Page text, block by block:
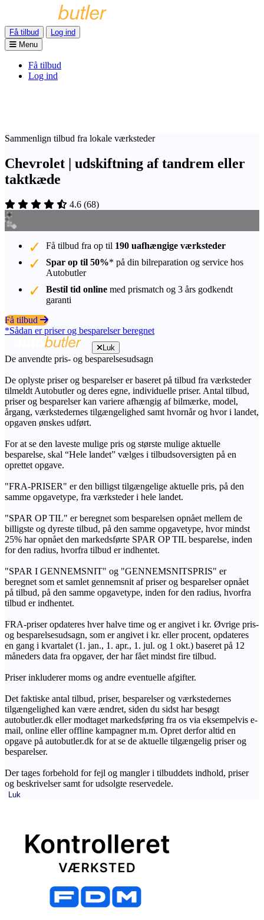
Få tilbud
Log ind
Menu
Få tilbud
Log ind
Sammenlign tilbud fra lokale værksteder
Chevrolet | udskiftning af tandrem eller
taktkæde
4.6 (68)
Få tilbud fra op til 190 uafhængige værksteder
Spar op til 50%* på din bilreparation og service hos
Autobutler
Bestil tid online med prismatch og 3 års godkendt
garanti
Få tilbud
*Sådan er priser og besparelser beregnet
Luk
De anvendte pris- og besparelsesudsagn
De oplyste priser og besparelser er baseret på tilbud fra værksteder
tilmeldt Autobutler og deres egne, individuelle priser. Antal tilbud,
priser og besparelser kan variere afhængig af bilmærke, model,
årgang, værkstedernes tilgængelighed samt hvornår og hvor i landet,
opgaven ønskes udført.
For at se den laveste mulige pris og største mulige aktuelle
besparelse, skal “Hele landet” vælges i tilbudsoversigten på en
oprettet opgave.
"FRA-PRISER" er den billigst tilgængelige aktuelle pris, på den
samme opgavetype, fra værksteder i hele landet.
"SPAR OP TIL" er beregnet som besparelsen opnået mellem de
billigste og dyreste tilbud, på den samme opgavetype, hvor mindst
25% har opnået den markedsførte SPAR OP TIL besparelse, inden
for den radius, hvorfra tilbud er indhentet.
"SPAR I GENNEMSNIT" og "GENNEMSNITSPRIS" er
beregnet som et samlet gennemsnit af priser og besparelser opnået
på tilbud, på den samme opgavetype, inden for den radius, hvorfra
tilbud er indhentet.
FRA-priser opdateres hver halve time og er angivet i kr. Øvrige pris-
og besparelsesudsagn, som er angivet i kr. eller procent, opdateres
en gang i kvartalet (1. jan., 1. apr., 1. jul. og 1 okt.) baseret på 12
måneders data fra opgaver, der har fået mindst fire tilbud.
Priser inkluderer moms og andre eventuelle afgifter.
Det faktiske antal tilbud, priser, besparelser og værkstedernes
tilgængelighed kan være ændret, siden du sidst har besøgt
autobutler.dk eller modtaget markedsføring fra os via eksempelvis e-
mail, online eller offline kampagner m.m. Opret derfor altid en
opgave på autobutler.dk for at se de aktuelle tilgængelig priser og
besparelser.
Der tages forbehold for fejl og mangler i tilbuddets indhold, priser
og beskrivelser samt for udsolgte reservedele.
Luk